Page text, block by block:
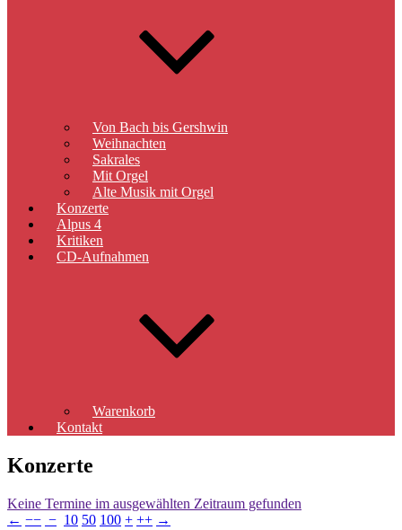
Von Bach bis Gershwin
Weihnachten
Sakrales
Mit Orgel
Alte Musik mit Orgel
Konzerte
Alpus 4
Kritiken
CD-Aufnahmen
Warenkorb
Kontakt
Konzerte
Keine Termine im ausgewählten Zeitraum gefunden
← −− − 10 50 100 + ++ →